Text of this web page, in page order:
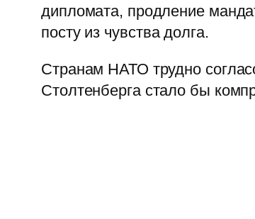
дипломата, продление
посту из чувства долга.
Странам НАТО трудно
Столтенберга стало бы